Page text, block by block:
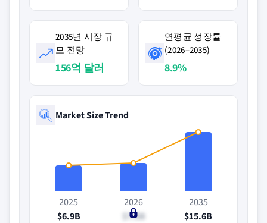
2035년 시장 규
모 전망
156억 달러
연평균 성장률
(2026–2035)
8.9%
Market Size Trend
2025
$6.9B
2026
$7.5B
2035
$15.6B